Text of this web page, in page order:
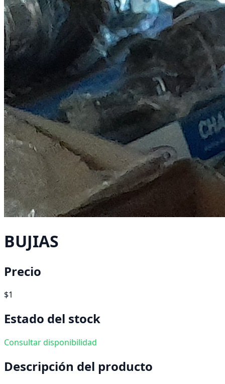
BUJIAS
Precio
$1
Estado del stock
Consultar disponibilidad
Descripción del producto